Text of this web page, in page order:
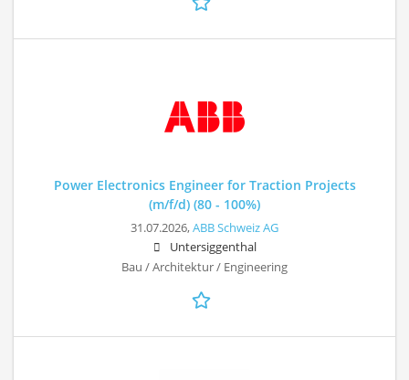
Power Electronics Engineer for Traction Projects
(m/f/d) (80 - 100%)
31.07.2026,ABB Schweiz AG
Untersiggenthal
Bau / Architektur / Engineering